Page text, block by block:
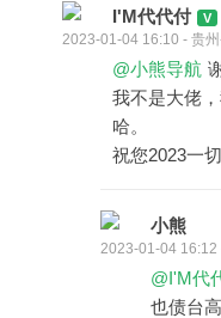
I'M代代付
2023-01-04 16:10 - 贵
@小熊导航
我不是大佬
哈。
祝您2023一
小熊
2023-01-04 16:12
@I'M代
也债台